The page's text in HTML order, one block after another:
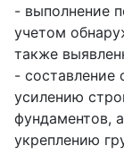
- выполнение
учетом
также
- составление
усилению
фундаментов,
укреплению